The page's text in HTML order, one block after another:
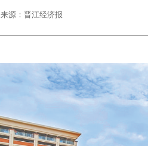
来源：晋江经济报